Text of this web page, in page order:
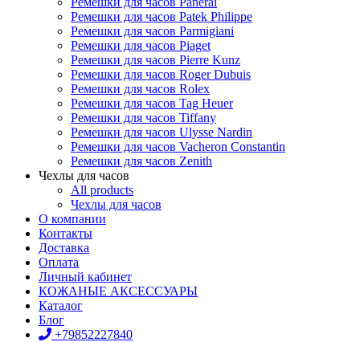
Ремешки для часов Patek Philippe
Ремешки для часов Parmigiani
Ремешки для часов Piaget
Ремешки для часов Pierre Kunz
Ремешки для часов Roger Dubuis
Ремешки для часов Rolex
Ремешки для часов Tag Heuer
Ремешки для часов Tiffany
Ремешки для часов Ulysse Nardin
Ремешки для часов Vacheron Constantin
Ремешки для часов Zenith
Чехлы для часов
All products
Чехлы для часов
О компании
Контакты
Доставка
Оплата
Личный кабинет
КОЖАНЫЕ АКСЕССУАРЫ
Каталог
Блог
+79852227840